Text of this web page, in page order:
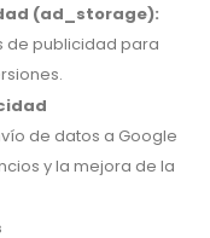
(ad_storage):
de publicidad para
de datos a Google
y la mejora de la